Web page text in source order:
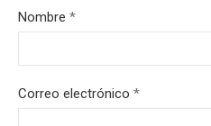
Nombre *
Correo electrónico *